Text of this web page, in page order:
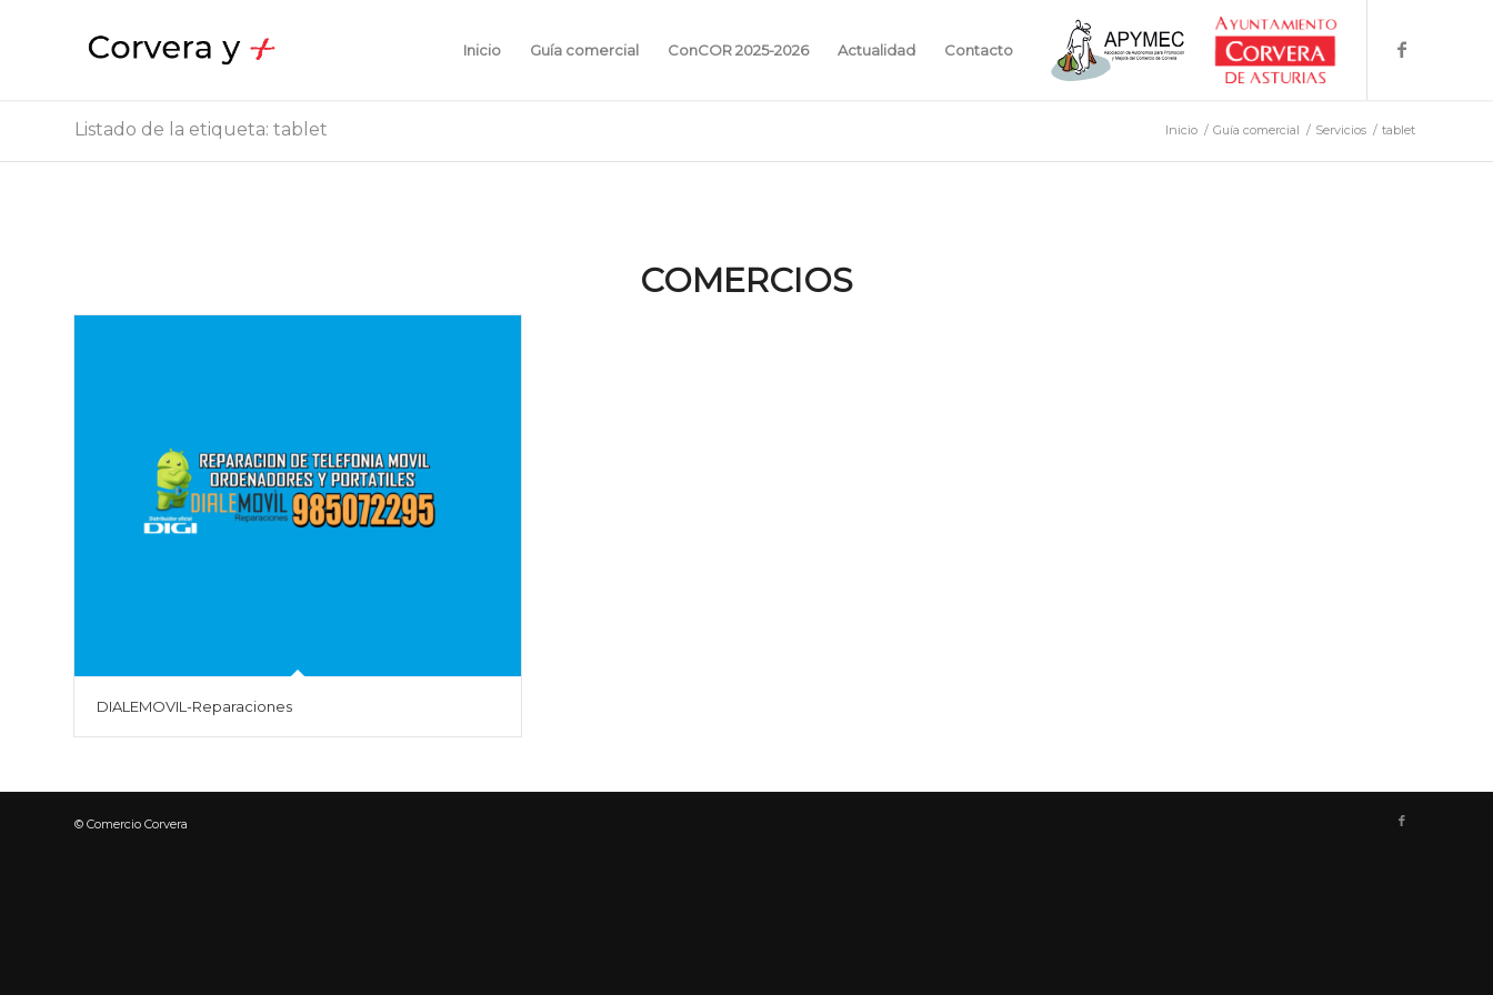
Inicio Guía comercial ConCOR 2025-2026 Actualidad Contacto
Listado de la etiqueta: tablet Inicio / Guía comercial / Servicios / tablet
COMERCIOS
DIALEMOVIL-Reparaciones
© Comercio Corvera